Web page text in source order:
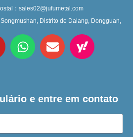
：sales02@jufumetal.com
Distrito de Dalang, Dongguan,
e entre em contato